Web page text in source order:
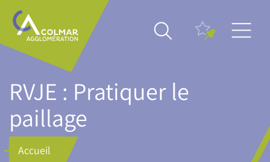
Aller
contenu
principal
Main
navigation
RVJE : Pratiquer le
paillage
Accueil